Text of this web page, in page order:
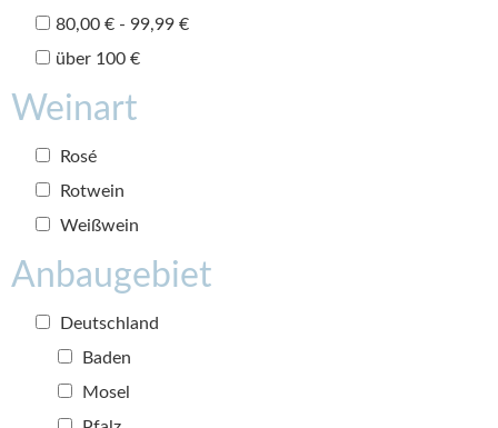
80,00 € - 99,99 €
über 100 €
Weinart
Rosé
Rotwein
Weißwein
Anbaugebiet
Deutschland
Baden
Mosel